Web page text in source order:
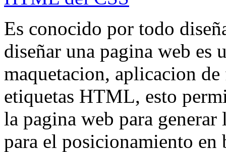
Es conocido por todo
diseñar una pagina web es
maquetacion, aplicacion
etiquetas HTML, esto
la pagina web para generar
para el posicionamiento en